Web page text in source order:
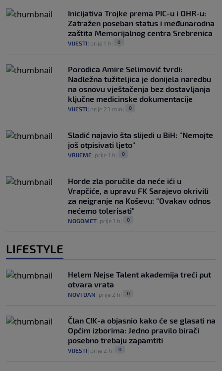
Inicijativa Trojke prema PIC-u i OHR-u:
Zatražen poseban status i međunarodna
zaštita Memorijalnog centra Srebrenica
VIJESTI prije 1 h 0
Porodica Amire Selimović tvrdi:
Nadležna tužiteljica je donijela naredbu
na osnovu vještačenja bez dostavljanja
ključne medicinske dokumentacije
VIJESTI prije 23 min 0
Sladić najavio šta slijedi u BiH: "Nemojte
još otpisivati ljeto"
VRIJEME prije 1 h 0
Horde zla poručile da neće ići u
Vrapčiće, a upravu FK Sarajevo okrivili
za neigranje na Koševu: "Ovakav odnos
nećemo tolerisati"
NOGOMET prije 1 h 0
LIFESTYLE
Helem Nejse Talent akademija treći put
otvara vrata
NOVI DAN prije 2 h 0
Član CIK-a objasnio kako će se glasati na
Općim izborima: Jedno pravilo birači
posebno trebaju zapamtiti
VIJESTI prije 2 h 0